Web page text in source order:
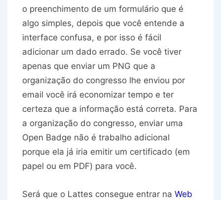
o preenchimento de um formulário que é
algo simples, depois que você entende a
interface confusa, e por isso é fácil
adicionar um dado errado. Se você tiver
apenas que enviar um PNG que a
organização do congresso lhe enviou por
email você irá economizar tempo e ter
certeza que a informação está correta. Para
a organização do congresso, enviar uma
Open Badge não é trabalho adicional
porque ela já iria emitir um certificado (em
papel ou em PDF) para você.
Será que o Lattes consegue entrar na Web